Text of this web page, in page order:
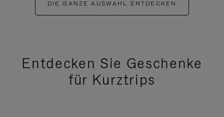
DIE GANZE AUSWAHL ENTDECKEN
Entdecken Sie Geschenke
für Kurztrips